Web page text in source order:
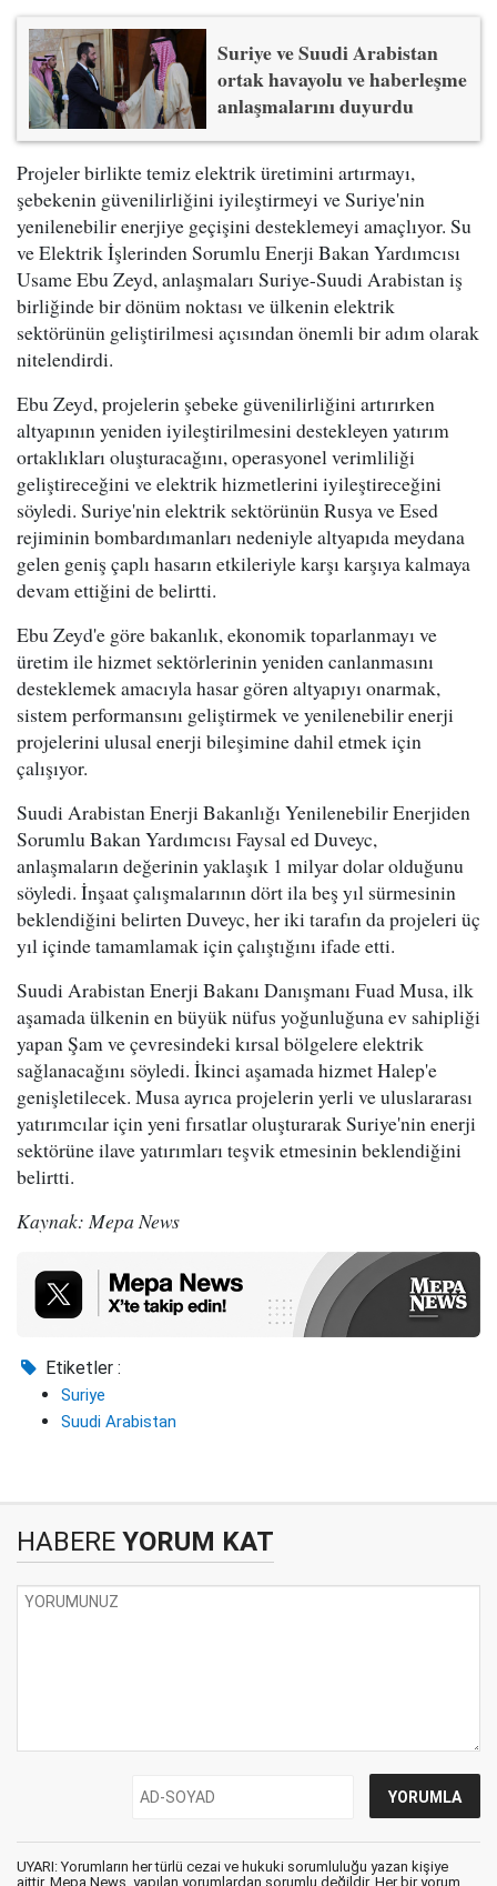
Suriye ve Suudi Arabistan
ortak havayolu ve haberleşme
anlaşmalarını duyurdu
Projeler birlikte temiz elektrik üretimini artırmayı,
şebekenin güvenilirliğini iyileştirmeyi ve Suriye'nin
yenilenebilir enerjiye geçişini desteklemeyi amaçlıyor. Su
ve Elektrik İşlerinden Sorumlu Enerji Bakan Yardımcısı
Usame Ebu Zeyd, anlaşmaları Suriye-Suudi Arabistan iş
birliğinde bir dönüm noktası ve ülkenin elektrik
sektörünün geliştirilmesi açısından önemli bir adım olarak
nitelendirdi.
Ebu Zeyd, projelerin şebeke güvenilirliğini artırırken
altyapının yeniden iyileştirilmesini destekleyen yatırım
ortaklıkları oluşturacağını, operasyonel verimliliği
geliştireceğini ve elektrik hizmetlerini iyileştireceğini
söyledi. Suriye'nin elektrik sektörünün Rusya ve Esed
rejiminin bombardımanları nedeniyle altyapıda meydana
gelen geniş çaplı hasarın etkileriyle karşı karşıya kalmaya
devam ettiğini de belirtti.
Ebu Zeyd'e göre bakanlık, ekonomik toparlanmayı ve
üretim ile hizmet sektörlerinin yeniden canlanmasını
desteklemek amacıyla hasar gören altyapıyı onarmak,
sistem performansını geliştirmek ve yenilenebilir enerji
projelerini ulusal enerji bileşimine dahil etmek için
çalışıyor.
Suudi Arabistan Enerji Bakanlığı Yenilenebilir Enerjiden
Sorumlu Bakan Yardımcısı Faysal ed Duveyc,
anlaşmaların değerinin yaklaşık 1 milyar dolar olduğunu
söyledi. İnşaat çalışmalarının dört ila beş yıl sürmesinin
beklendiğini belirten Duveyc, her iki tarafın da projeleri üç
yıl içinde tamamlamak için çalıştığını ifade etti.
Suudi Arabistan Enerji Bakanı Danışmanı Fuad Musa, ilk
aşamada ülkenin en büyük nüfus yoğunluğuna ev sahipliği
yapan Şam ve çevresindeki kırsal bölgelere elektrik
sağlanacağını söyledi. İkinci aşamada hizmet Halep'e
genişletilecek. Musa ayrıca projelerin yerli ve uluslararası
yatırımcılar için yeni fırsatlar oluşturarak Suriye'nin enerji
sektörüne ilave yatırımları teşvik etmesinin beklendiğini
belirtti.
Kaynak: Mepa News
Etiketler :
Suriye
Suudi Arabistan
HABERE YORUM KAT
UYARI: Yorumların her türlü cezai ve hukuki sorumluluğu yazan kişiye
aittir. Mepa News, yapılan yorumlardan sorumlu değildir. Her bir yorum